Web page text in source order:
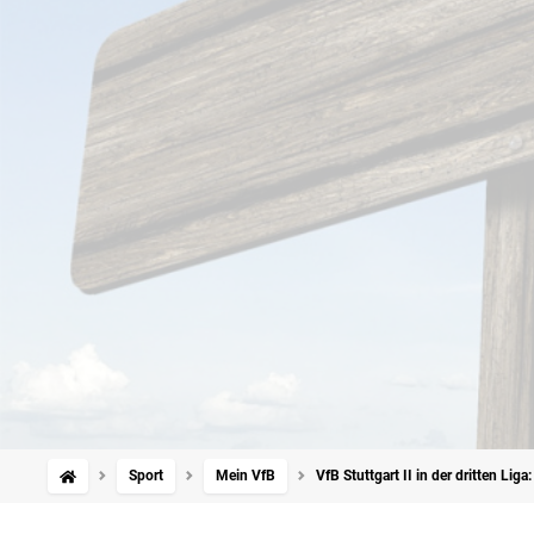
Sport Mein VfB VfB Stuttgart II in der dritten